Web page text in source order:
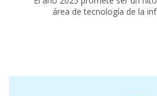
área de tecnología de la